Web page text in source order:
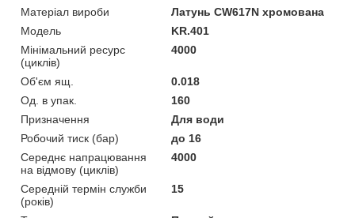
Матеріал вироби
Латунь CW617N хромована
Мoдель
KR.401
Мінімальний ресурс
(циклів)
4000
Об'єм ящ.
0.018
Од. в упак.
160
Призначення
Для води
Робочий тиск (бар)
до 16
Середнє напрацювання
на відмову (циклів)
4000
Середній термін служби
(років)
15